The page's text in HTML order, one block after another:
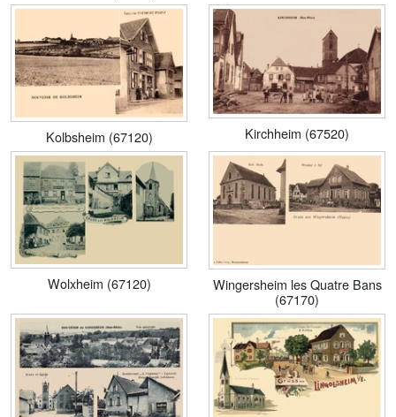
Kolbsheim (67120) Kirchheim (67520)
Wolxheim (67120)
Wingersheim les Quatre Bans
(67170)